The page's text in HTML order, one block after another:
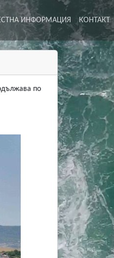
ИНФОРМАЦИЯ КОНТАКТ
по